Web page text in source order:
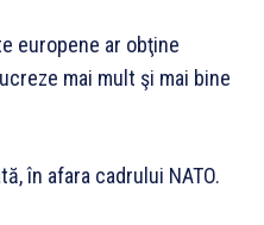
europene ar obţine
mai mult şi mai bine
în afara cadrului NATO.